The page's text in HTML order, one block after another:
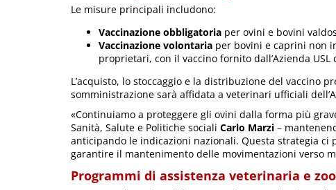
Le misure principali includono:
Vaccinazione obbligatoria per ovini e bovini
Vaccinazione volontaria per bovini e caprini non
proprietari, con il vaccino fornito dall’Azienda USL
L’acquisto, lo stoccaggio e la distribuzione del vaccino
somministrazione sarà affidata a veterinari ufficiali
«Continuiamo a proteggere gli ovini dalla forma più
Sanità, Salute e Politiche sociali Carlo Marzi –
anticipando le indicazioni nazionali. Questa strategia
garantire il mantenimento delle movimentazioni verso
Programmi di assistenza veterinaria e